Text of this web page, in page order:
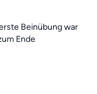
Beinübung war
Ende